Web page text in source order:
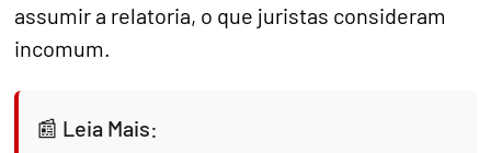
assumir a relatoria, o que juristas consideram
incomum.
Leia Mais: